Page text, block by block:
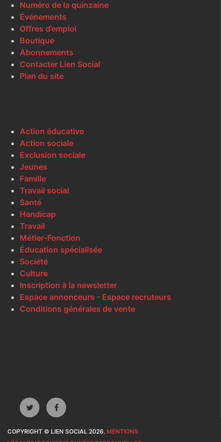
Numéro de la quinzaine
Événements
Offres d’emploi
Boutique
Abonnements
Contacter Lien Social
Plan du site
Action éducative
Action sociale
Exclusion sociale
Jeunes
Famille
Travail social
Santé
Handicap
Travail
Métier-Fonction
Éducation spécialisée
Société
Culture
Inscription à la newsletter
Espace annonceurs - Espace recruteurs
Conditions générales de vente
COPYRIGHT © LIEN SOCIAL 2026. MENTIONS